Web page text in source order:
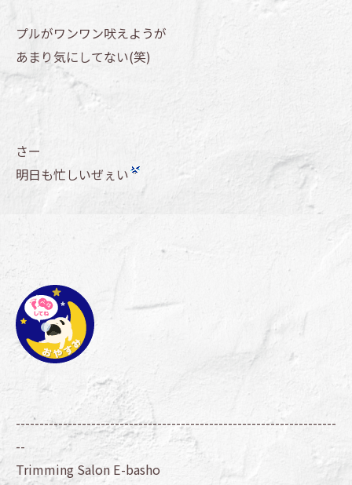
プルがワンワン吠えようが
あまり気にしてない(笑)
さー
明日も忙しいぜぇい
--------------------------------------------------------------------
--
Trimming Salon E-basho